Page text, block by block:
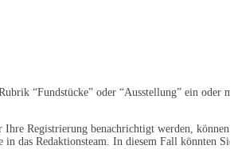
“Fundstücke” oder “Ausstellung” ein
Registrierung benachrichtigt werden,
das Redaktionsteam. In diesem Fall könnten